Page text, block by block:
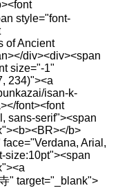
style="font-
of Ancient
div><div><span
size="-1"
234)"><a
isan-k-
font><font
sans-serif"><span
b>
Arial,
size:10pt"><span
" target="_blank">